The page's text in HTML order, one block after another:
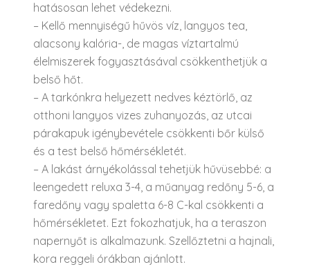
hatásosan lehet védekezni.
– Kellő mennyiségű hűvös víz, langyos tea,
alacsony kalória-, de magas víztartalmú
élelmiszerek fogyasztásával csökkenthetjük a
belső hőt.
– A tarkónkra helyezett nedves kéztörlő, az
otthoni langyos vizes zuhanyozás, az utcai
párakapuk igénybevétele csökkenti bőr külső
és a test belső hőmérsékletét.
– A lakást árnyékolással tehetjük hűvüsebbé: a
leengedett reluxa 3-4, a műanyag redőny 5-6, a
faredőny vagy spaletta 6-8 C-kal csökkenti a
hőmérsékletet. Ezt fokozhatjuk, ha a teraszon
napernyőt is alkalmazunk. Szellőztetni a hajnali,
kora reggeli órákban ajánlott.